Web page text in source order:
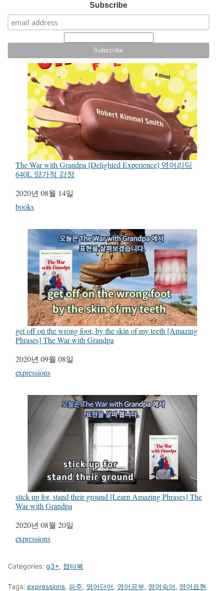
Subscribe
The War with Grandpa [Delighted Experience] 영어리딩
640L 양가적 감정
일자
2020년 08월 14일
관련 항목
books
get off on the wrong foot, by the skin of my teeth [Amazing
Phrases] The War with Grandpa
일자
2020년 09월 08일
관련 항목
expressions
stick up for, stand their ground [Learn Amazing Phrases] The
War with Grandpa
일자
2020년 08월 20일
관련 항목
expressions
Categories: g3+, 챕터북
Tags: expressions, 파주, 영어단어, 영어공부, 영어숙어, 영어표현